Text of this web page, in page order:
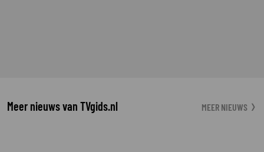
Meer nieuws van TVgids.nl MEER NIEUWS